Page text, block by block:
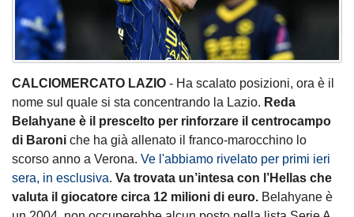
CALCIOMERCATO LAZIO - Ha scalato posizioni, ora è il
nome sul quale si sta concentrando la Lazio. Reda
Belahyane è il prescelto per rinforzare il centrocampo
di Baroni che ha già allenato il franco-marocchino lo
scorso anno a Verona. Ve l'abbiamo rivelato per primi ieri
sera, in esclusiva. Va trovata un’intesa con l’Hellas che
valuta il giocatore circa 12 milioni di euro. Belahyane è